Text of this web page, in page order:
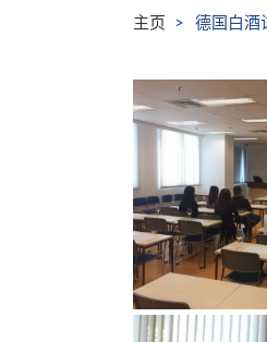
主页 德国白酒